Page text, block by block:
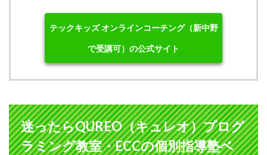
テックキッズ オンラインコーチング（新中野
で受講可）の公式サイト
迷ったらQUREO（キュレオ）プログ
ラミング教室・ECCの個別指導塾ベ